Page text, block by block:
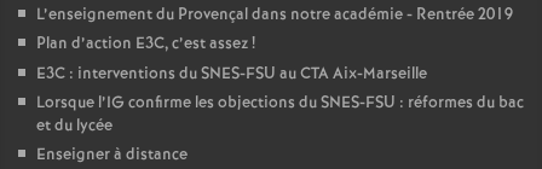
L’enseignement du Provençal dans notre académie - Rentrée 2019
Plan d’action E3C, c’est assez!
E3C : interventions du SNES-FSU au CTA Aix-Marseille
Lorsque l’IG confirme les objections du SNES-FSU : réformes du bac
et du lycée
Enseigner à distance